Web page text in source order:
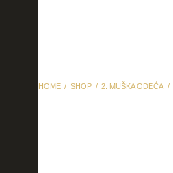
HOME SHOP 2. MUŠKA ODEĆA